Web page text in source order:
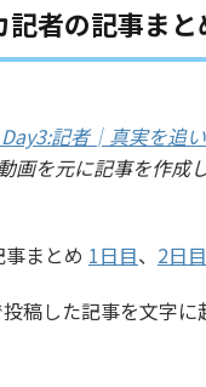
者の記事まと
Day3:記者│真実を追
画を元に記事を作成し
まとめ 1日目、 2日目
稿した記事を文字